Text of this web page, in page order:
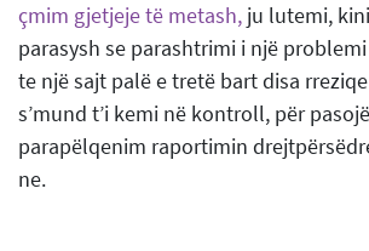
çmim gjetjeje të metash, ju lutemi, kini
parasysh se parashtrimi i një
te një sajt palë e tretë bart disa
s’mund t’i kemi në kontroll, për
parapëlqenim raportimin
ne.